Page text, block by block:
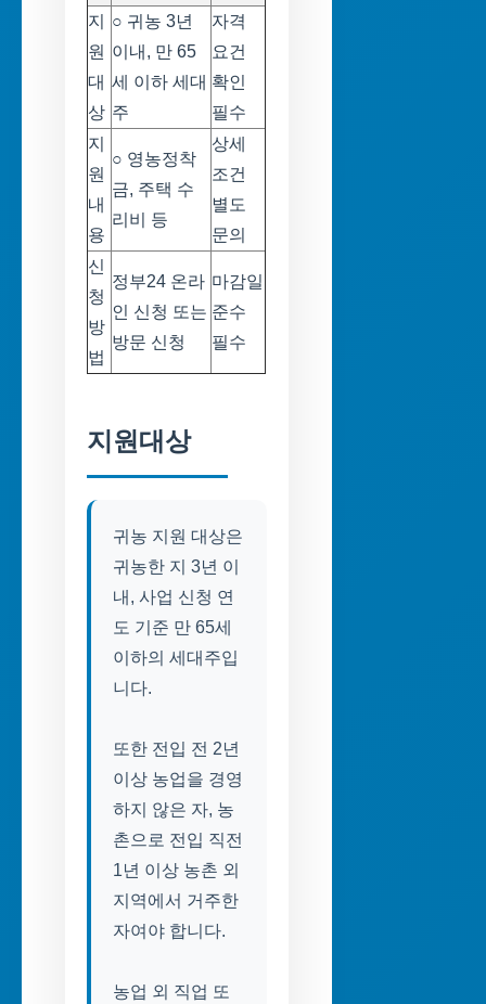
지
원
대
상
○ 귀농 3년
이내, 만 65
세 이하 세대
주
자격
요건
확인
필수
지
원
내
용
○ 영농정착
금, 주택 수
리비 등
상세
조건
별도
문의
신
청
방
법
정부24 온라
인 신청 또는
방문 신청
마감일
준수
필수
지원대상
귀농 지원 대상은
귀농한 지 3년 이
내, 사업 신청 연
도 기준 만 65세
이하의 세대주입
니다.
또한 전입 전 2년
이상 농업을 경영
하지 않은 자, 농
촌으로 전입 직전
1년 이상 농촌 외
지역에서 거주한
자여야 합니다.
농업 외 직업 또